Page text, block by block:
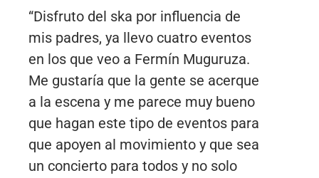
“Disfruto del ska por influencia de
mis padres, ya llevo cuatro eventos
en los que veo a Fermín Muguruza.
Me gustaría que la gente se acerque
a la escena y me parece muy bueno
que hagan este tipo de eventos para
que apoyen al movimiento y que sea
un concierto para todos y no solo